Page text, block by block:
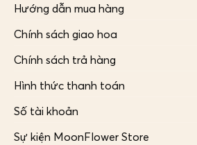
Hướng dẫn mua hàng
Chính sách giao hoa
Chính sách trả hàng
Hình thức thanh toán
Số tài khoản
Sự kiện MoonFlower Store